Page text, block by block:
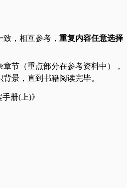
，相互参考， 重复内容任意选择
节（重点部分在参考资料中），
景，直到书籍阅读完毕。
册(上)》